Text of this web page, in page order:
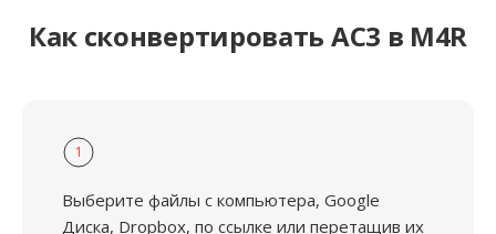
Как сконвертировать AC3 в M4R
1
Выберите файлы с компьютера, Google
Диска, Dropbox, по ссылке или перетащив их